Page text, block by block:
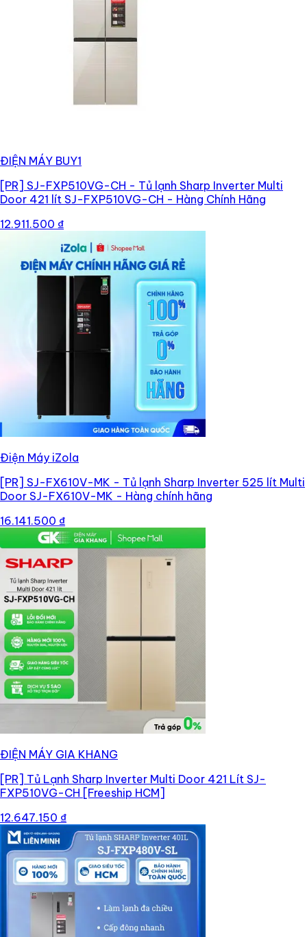
ĐIỆN MÁY BUY1
[PR] SJ-FXP510VG-CH - Tủ lạnh Sharp Inverter Multi
Door 421 lít SJ-FXP510VG-CH - Hàng Chính Hãng
12.911.500 ₫
Điện Máy iZola
[PR] SJ-FX610V-MK - Tủ lạnh Sharp Inverter 525 lít Multi
Door SJ-FX610V-MK - Hàng chính hãng
16.141.500 ₫
ĐIỆN MÁY GIA KHANG
[PR] Tủ Lạnh Sharp Inverter Multi Door 421 Lít SJ-
FXP510VG-CH [Freeship HCM]
12.647.150 ₫